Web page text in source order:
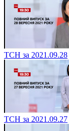
ТСН за 2021.09.28
ТСН за 2021.09.27